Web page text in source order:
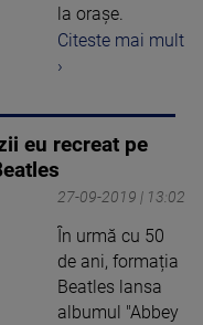
la oraşe.
Citeste mai mult
›
eu recreat pe
27-09-2019 | 13:02
În urmă cu 50
de ani, formația
Beatles lansa
albumul "Abbey